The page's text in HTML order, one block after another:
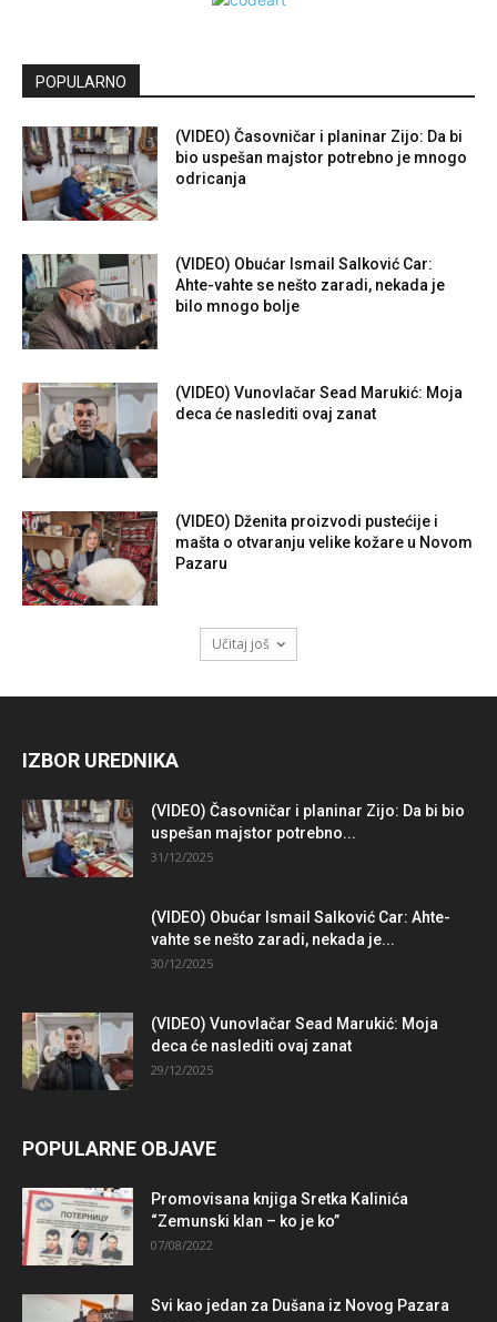
POPULARNO
(VIDEO) Časovničar i planinar Zijo: Da bi
bio uspešan majstor potrebno je mnogo
odricanja
(VIDEO) Obućar Ismail Salković Car:
Ahte-vahte se nešto zaradi, nekada je
bilo mnogo bolje
(VIDEO) Vunovlačar Sead Marukić: Moja
deca će naslediti ovaj zanat
(VIDEO) Dženita proizvodi pustećije i
mašta o otvaranju velike kožare u Novom
Pazaru
Učitaj još
IZBOR UREDNIKA
(VIDEO) Časovničar i planinar Zijo: Da bi bio
uspešan majstor potrebno...
31/12/2025
(VIDEO) Obućar Ismail Salković Car: Ahte-
vahte se nešto zaradi, nekada je...
30/12/2025
(VIDEO) Vunovlačar Sead Marukić: Moja
deca će naslediti ovaj zanat
29/12/2025
POPULARNE OBJAVE
Promovisana knjiga Sretka Kalinića
“Zemunski klan – ko je ko”
07/08/2022
Svi kao jedan za Dušana iz Novog Pazara